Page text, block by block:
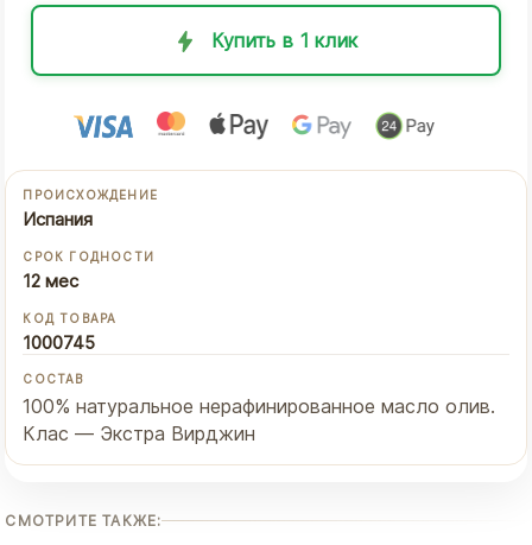
Купить в 1 клик
ПРОИСХОЖДЕНИЕ
Испания
СРОК ГОДНОСТИ
12 мес
КОД ТОВАРА
1000745
СОСТАВ
100% натуральное нерафинированное масло олив.
Клас — Экстра Вирджин
СМОТРИТЕ ТАКЖЕ: